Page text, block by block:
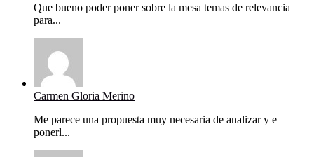
Que bueno poder poner sobre la mesa temas de relevancia
para...
Carmen Gloria Merino
Me parece una propuesta muy necesaria de analizar y e
ponerl...